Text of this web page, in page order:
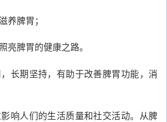
养脾胃；
亮脾胃的健康之路。
长期坚持，有助于改善脾胃功能，消
响人们的生活质量和社交活动。从脾